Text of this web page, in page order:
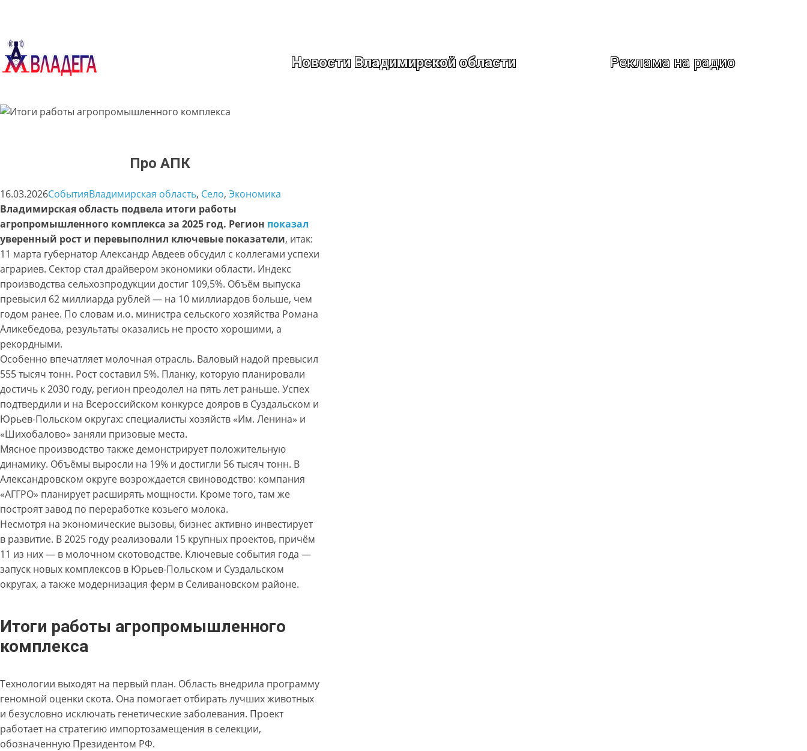
содержимому
Новости Владимирской области Реклама на радио
Про АПК
16.03.2026СобытияВладимирская область, Село, Экономика
Владимирская область подвела итоги работы
агропромышленного комплекса за 2025 год. Регион показал
уверенный рост и перевыполнил ключевые показатели, итак:
11 марта губернатор Александр Авдеев обсудил с коллегами успехи
аграриев. Сектор стал драйвером экономики области. Индекс
производства сельхозпродукции достиг 109,5%. Объём выпуска
превысил 62 миллиарда рублей — на 10 миллиардов больше, чем
годом ранее. По словам и.о. министра сельского хозяйства Романа
Аликебедова, результаты оказались не просто хорошими, а
рекордными.
Особенно впечатляет молочная отрасль. Валовый надой превысил
555 тысяч тонн. Рост составил 5%. Планку, которую планировали
достичь к 2030 году, регион преодолел на пять лет раньше. Успех
подтвердили и на Всероссийском конкурсе дояров в Суздальском и
Юрьев-Польском округах: специалисты хозяйств «Им. Ленина» и
«Шихобалово» заняли призовые места.
Мясное производство также демонстрирует положительную
динамику. Объёмы выросли на 19% и достигли 56 тысяч тонн. В
Александровском округе возрождается свиноводство: компания
«АГГРО» планирует расширять мощности. Кроме того, там же
построят завод по переработке козьего молока.
Несмотря на экономические вызовы, бизнес активно инвестирует
в развитие. В 2025 году реализовали 15 крупных проектов, причём
11 из них — в молочном скотоводстве. Ключевые события года —
запуск новых комплексов в Юрьев-Польском и Суздальском
округах, а также модернизация ферм в Селивановском районе.
Итоги работы агропромышленного
комплекса
Технологии выходят на первый план. Область внедрила программу
геномной оценки скота. Она помогает отбирать лучших животных
и безусловно исключать генетические заболевания. Проект
работает на стратегию импортозамещения в селекции,
обозначенную Президентом РФ.